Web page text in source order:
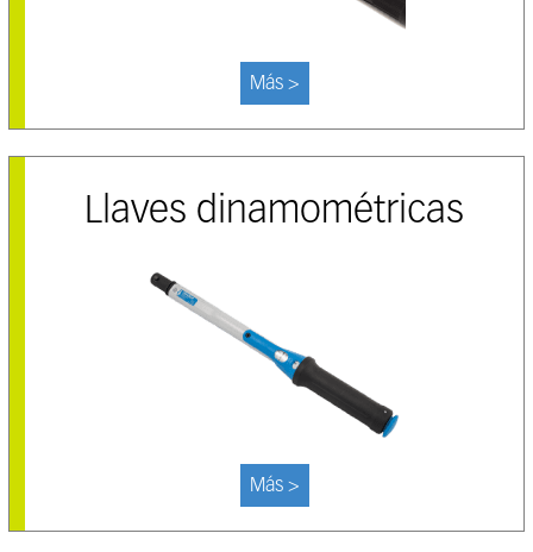
Más >
Llaves dinamométricas
Más >